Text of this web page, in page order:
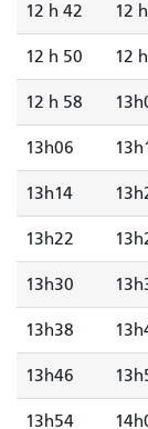
12 h 42 12
12 h 50 12
12 h 58
13h06
13h14
13h22
13h30
13h38
13h46
13h54